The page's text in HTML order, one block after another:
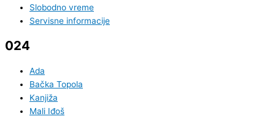
Slobodno vreme
Servisne informacije
024
Ada
Bačka Topola
Kanjiža
Mali Iđoš